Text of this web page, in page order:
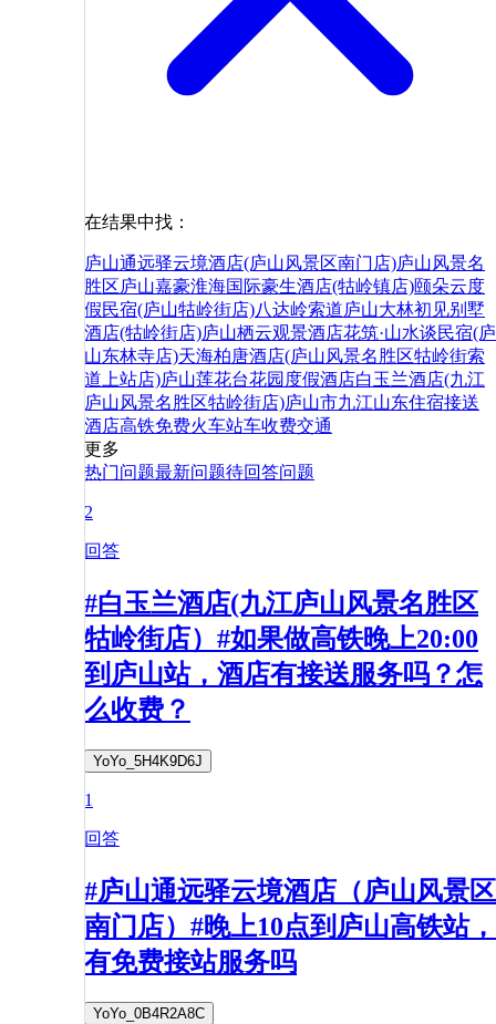
在结果中找：
庐山通远驿云境酒店(庐山风景区南门店)庐山风景名
胜区庐山嘉豪淮海国际豪生酒店(牯岭镇店)颐朵云度
假民宿(庐山牯岭街店)八达岭索道庐山大林初见别墅
酒店(牯岭街店)庐山栖云观景酒店花筑·山水谈民宿(庐
山东林寺店)天海柏唐酒店(庐山风景名胜区牯岭街索
道上站店)庐山莲花台花园度假酒店白玉兰酒店(九江
庐山风景名胜区牯岭街店)庐山市九江山东住宿接送
酒店高铁免费火车站车收费交通
更多
热门问题最新问题待回答问题
2
回答
#白玉兰酒店(九江庐山风景名胜区
牯岭街店）#如果做高铁晚上20:00
到庐山站，酒店有接送服务吗？怎
么收费？
YoYo_5H4K9D6J
1
回答
#庐山通远驿云境酒店（庐山风景区
南门店）#晚上10点到庐山高铁站，
有免费接站服务吗
YoYo_0B4R2A8C